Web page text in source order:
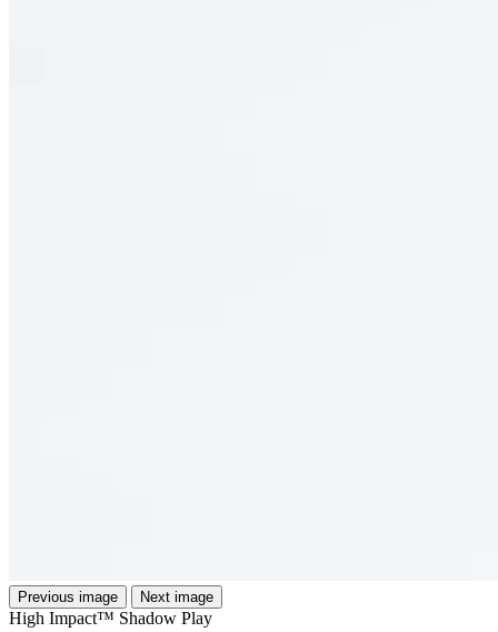
Previous image Next image
High Impact™ Shadow Play